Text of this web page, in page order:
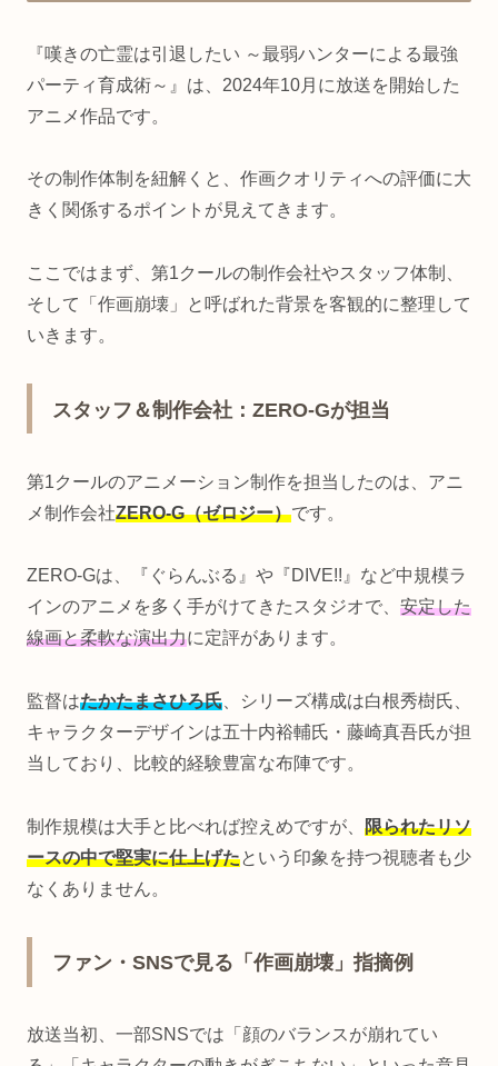
『嘆きの亡霊は引退したい ～最弱ハンターによる最強
パーティ育成術～』は、2024年10月に放送を開始した
アニメ作品です。
その制作体制を紐解くと、作画クオリティへの評価に大
きく関係するポイントが見えてきます。
ここではまず、第1クールの制作会社やスタッフ体制、
そして「作画崩壊」と呼ばれた背景を客観的に整理して
いきます。
スタッフ＆制作会社：ZERO-Gが担当
第1クールのアニメーション制作を担当したのは、アニ
メ制作会社ZERO-G（ゼロジー）です。
ZERO-Gは、『ぐらんぶる』や『DIVE!!』など中規模ラ
インのアニメを多く手がけてきたスタジオで、 安定した
線画と柔軟な演出力に定評があります。
監督はたかたまさひろ氏 、シリーズ構成は白根秀樹氏、
キャラクターデザインは五十内裕輔氏・藤崎真吾氏が担
当しており、比較的経験豊富な布陣です。
制作規模は大手と比べれば控えめですが、 限られたリソ
ースの中で堅実に仕上げたという印象を持つ視聴者も少
なくありません。
ファン・SNSで見る「作画崩壊」指摘例
放送当初、一部SNSでは「顔のバランスが崩れてい